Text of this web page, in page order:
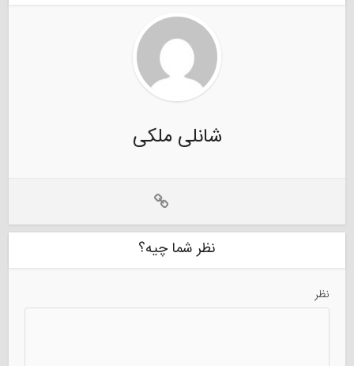
شانلی ملکی
نظر شما چیه؟
نظر